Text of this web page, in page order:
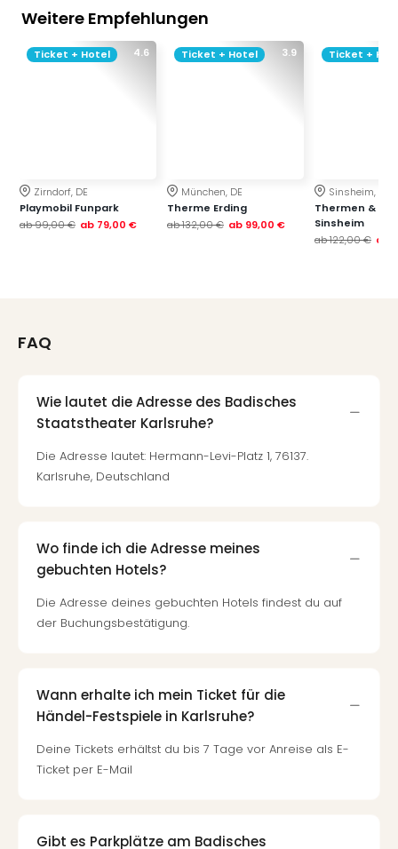
Weitere Empfehlungen
4.6
Ticket + Hotel
Zirndorf, DE
Playmobil Funpark
ab99,00 € ab 79,00 €
3.9
Ticket + Hotel
München, DE
Therme Erding
ab132,00 € ab 99,00 €
Ticket +
Sinsheim, DE
Thermen &
Sinsheim
ab122,00 € ab
FAQ
Wie lautet die Adresse des Badisches
Staatstheater Karlsruhe?
Die Adresse lautet: Hermann-Levi-Platz 1, 76137.
Karlsruhe, Deutschland
Wo finde ich die Adresse meines
gebuchten Hotels?
Die Adresse deines gebuchten Hotels findest du auf
der Buchungsbestätigung.
Wann erhalte ich mein Ticket für die
Händel-Festspiele in Karlsruhe?
Deine Tickets erhältst du bis 7 Tage vor Anreise als E-
Ticket per E-Mail
Gibt es Parkplätze am Badisches